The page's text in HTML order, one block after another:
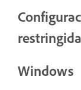
restringida
Windows